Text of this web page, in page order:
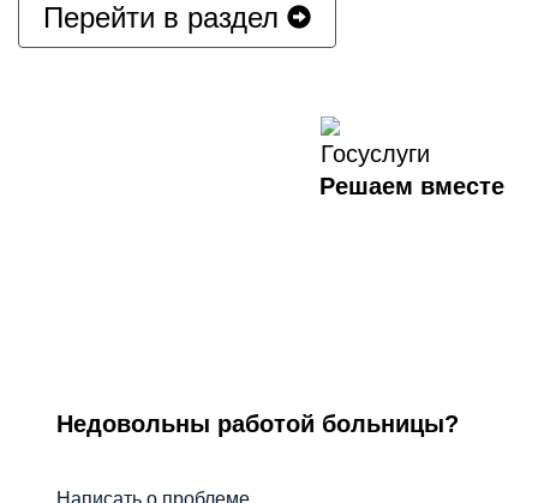
Перейти в раздел
Решаем вместе
Недовольны работой больницы?
Написать о проблеме